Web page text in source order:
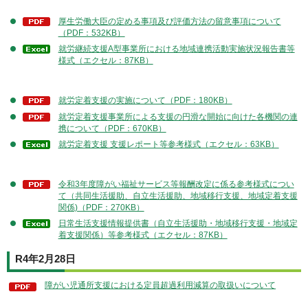
厚生労働大臣の定める事項及び評価方法の留意事項について
（PDF：532KB）
就労継続支援A型事業所における地域連携活動実施状況報告書等
様式（エクセル：87KB）
就労定着支援の実施について（PDF：180KB）
就労定着支援事業所による支援の円滑な開始に向けた各機関の連
携について（PDF：670KB）
就労定着支援 支援レポート等参考様式（エクセル：63KB）
令和3年度障がい福祉サービス等報酬改定に係る参考様式につい
て（共同生活援助、自立生活援助、地域移行支援、地域定着支援
関係)（PDF：270KB）
日常生活支援情報提供書（自立生活援助・地域移行支援・地域定
着支援関係）等参考様式（エクセル：87KB）
R4年2月28日
障がい児通所支援における定員超過利用減算の取扱いについて